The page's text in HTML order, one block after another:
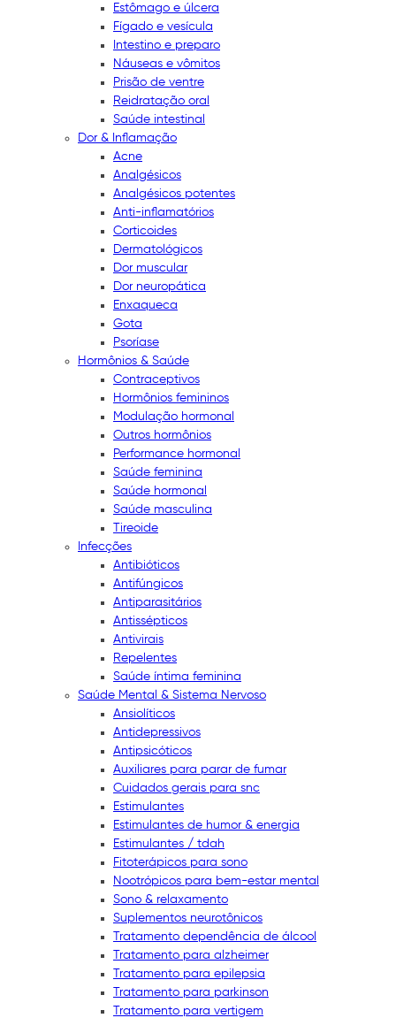
Estômago e úlcera
Fígado e vesícula
Intestino e preparo
Náuseas e vômitos
Prisão de ventre
Reidratação oral
Saúde intestinal
Dor & Inflamação
Acne
Analgésicos
Analgésicos potentes
Anti-inflamatórios
Corticoides
Dermatológicos
Dor muscular
Dor neuropática
Enxaqueca
Gota
Psoríase
Hormônios & Saúde
Contraceptivos
Hormônios femininos
Modulação hormonal
Outros hormônios
Performance hormonal
Saúde feminina
Saúde hormonal
Saúde masculina
Tireoide
Infecções
Antibióticos
Antifúngicos
Antiparasitários
Antissépticos
Antivirais
Repelentes
Saúde íntima feminina
Saúde Mental & Sistema Nervoso
Ansiolíticos
Antidepressivos
Antipsicóticos
Auxiliares para parar de fumar
Cuidados gerais para snc
Estimulantes
Estimulantes de humor & energia
Estimulantes / tdah
Fitoterápicos para sono
Nootrópicos para bem-estar mental
Sono & relaxamento
Suplementos neurotônicos
Tratamento dependência de álcool
Tratamento para alzheimer
Tratamento para epilepsia
Tratamento para parkinson
Tratamento para vertigem